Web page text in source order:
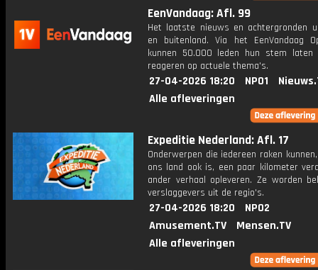
EenVandaag: Afl. 99
Het laatste nieuws en achtergronden
en buitenland. Via het EenVandaag
kunnen 50.000 leden hun stem laten
reageren op actuele thema's.
27-04-2026 18:20 NPO1
Alle afleveringen
Expeditie Nederland: Afl. 17
Onderwerpen die iedereen raken
ons land ook is, een paar kilometer
ander verhaal opleveren. Ze worden
verslaggevers uit de regio's.
27-04-2026 18:20
NPO2
Amusement.TV
Mensen.TV
Alle afleveringen